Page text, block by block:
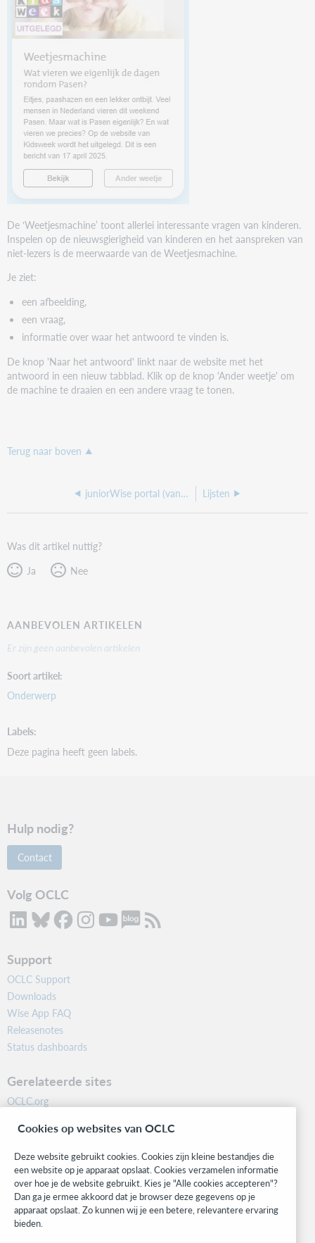
De ‘Weetjesmachine’ toont allerlei interessante vragen van kinderen.
Inspelen op de nieuwsgierigheid van kinderen en het aanspreken van
niet-lezers is de meerwaarde van de Weetjesmachine.
Je ziet:
een afbeelding,
een vraag,
informatie over waar het antwoord te vinden is.
De knop 'Naar het antwoord' linkt naar de website met het
antwoord in een nieuw tabblad. Klik op de knop 'Ander weetje' om
de machine te draaien en een andere vraag te tonen.
Terug naar boven
juniorWise portal (vanaf 8.0.1) Lijsten
Was dit artikel nuttig?
Ja
Nee
AANBEVOLEN ARTIKELEN
Er zijn geen aanbevolen artikelen
Soort artikel
Onderwerp
Labels
Deze pagina heeft geen labels.
Hulp nodig?
Contact
Volg OCLC
Support
OCLC Support
Downloads
Wise App FAQ
Releasenotes
Status dashboards
Gerelateerde sites
OCLC.org
Community
Research
WebJunction
Developer Network
Blijf op de hoogte
Cookies op websites van OCLC
Deze website gebruikt cookies. Cookies zijn kleine bestandjes die
een website op je apparaat opslaat. Cookies verzamelen informatie
over hoe je de website gebruikt. Kies je "Alle cookies accepteren"?
Dan ga je ermee akkoord dat je browser deze gegevens op je
apparaat opslaat. Zo kunnen wij je een betere, relevantere ervaring
bieden.